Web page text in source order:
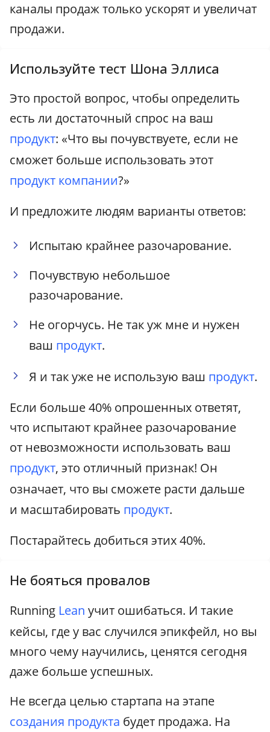
каналы продаж только ускорят и увеличат
продажи.
Используйте тест Шона Эллиса
Это простой вопрос, чтобы определить
есть ли достаточный спрос на ваш
продукт: «Что вы почувствуете, если не
сможет больше использовать этот
продукт компании?»
И предложите людям варианты ответов:
Испытаю крайнее разочарование.
Почувствую небольшое
разочарование.
Не огорчусь. Не так уж мне и нужен
ваш продукт.
Я и так уже не использую ваш продукт.
Если больше 40% опрошенных ответят,
что испытают крайнее разочарование
от невозможности использовать ваш
продукт, это отличный признак! Он
означает, что вы сможете расти дальше
и масштабировать продукт.
Постарайтесь добиться этих 40%.
Не бояться провалов
Running Lean учит ошибаться. И такие
кейсы, где у вас случился эпикфейл, но вы
много чему научились, ценятся сегодня
даже больше успешных.
Не всегда целью стартапа на этапе
создания продукта будет продажа. На